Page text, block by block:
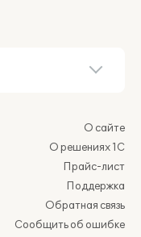
О сайте
О решениях 1С
Прайс-лист
Поддержка
Обратная связь
Сообщить об ошибке